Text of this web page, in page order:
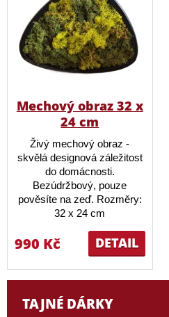
Mechový obraz 32 x
24 cm
Živý mechový obraz -
skvělá designová záležitost
do domácnosti.
Bezúdržbový, pouze
pověsíte na zeď. Rozměry:
32 x 24 cm
DETAIL
990 Kč
TAJNÉ DÁRKY